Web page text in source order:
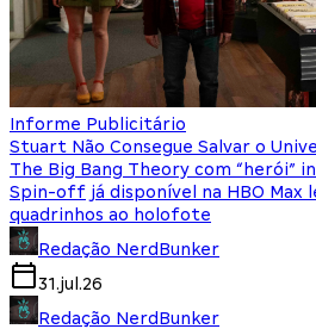
Informe Publicitário
Stuart Não Consegue Salvar o
The Big Bang Theory com “herói”
Spin-off já disponível na HBO Max
quadrinhos ao holofote
Redação NerdBunker
31.jul.26
Redação NerdBunker